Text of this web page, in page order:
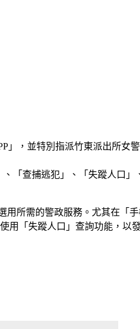
，並特別指派竹東派出所女
「查捕逃犯」、「失蹤人口
所需的警政服務。尤其在「
「失蹤人口」查詢功能，以